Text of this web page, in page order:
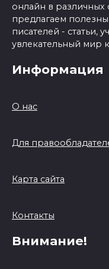
онлайн в
предлагаем
писателей - статьи,
увлекательный мир
Информация
О нас
Для
Карта сайта
Контакты
Внимание!